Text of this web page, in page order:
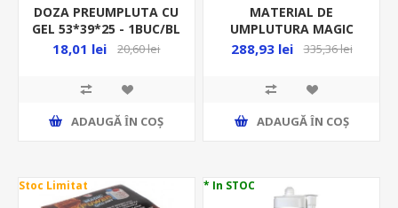
DOZA PREUMPLUTA CU
GEL 53*39*25 - 1BUC/BL
GALBEN OR-SZ-8012/B1
18,01 lei 20,60 lei
ADAUGĂ ȊN COŞ
MATERIAL DE
UMPLUTURA MAGIC
POWER GEL
288,93 lei 335,36 lei
ADAUGĂ ȊN COŞ
Stoc Limitat * In STOC